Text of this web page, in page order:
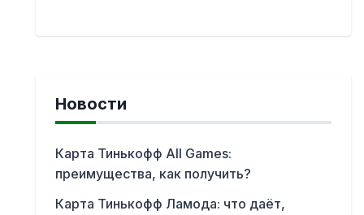
Новости
Карта Тинькофф All Games:
преимущества, как получить?
Карта Тинькофф Ламода: что даёт,